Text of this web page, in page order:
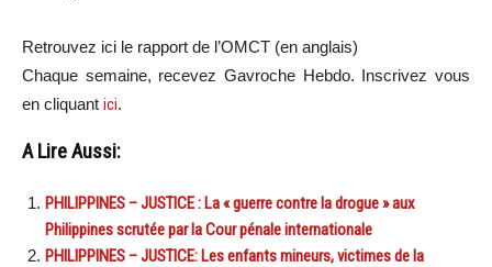
Retrouvez ici le rapport de l’OMCT (en anglais)
Chaque semaine, recevez Gavroche Hebdo. Inscrivez vous
en cliquant ici.
A Lire Aussi:
PHILIPPINES – JUSTICE : La « guerre contre la drogue » aux
Philippines scrutée par la Cour pénale internationale
PHILIPPINES – JUSTICE: Les enfants mineurs, victimes de la